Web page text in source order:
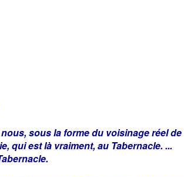
sous la forme du voisinage réel de
qui est là vraiment, au Tabernacle. ...